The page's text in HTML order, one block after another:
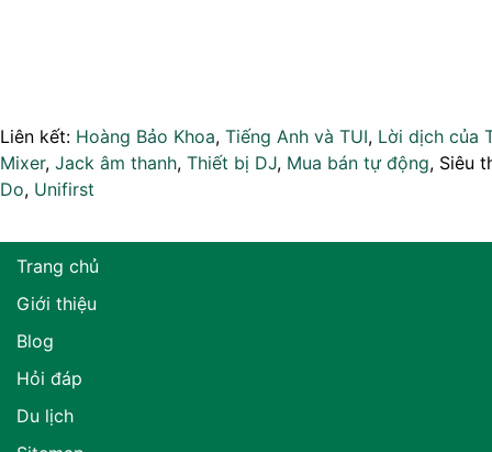
Liên kết: Hoàng Bảo Khoa, Tiếng Anh và TUI, Lời dịch của
Mixer, Jack âm thanh, Thiết bị DJ, Mua bán tự động, Siêu
Do, Unifirst
Trang chủ
Giới thiệu
Blog
Hỏi đáp
Du lịch